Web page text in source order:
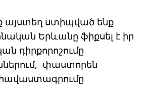
այստեղ ստիպված ենք
Երևանը ֆիքսել է իր
դիրքորոշումը
փաստորեն